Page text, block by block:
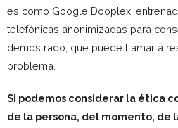
es como Google Dooplex,
telefónicas anonimizadas para
demostrado, que puede llamar a
problema.
Si podemos considerar la ética
de la persona, del momento, de